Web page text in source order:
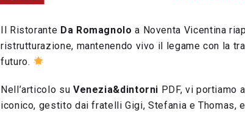
Il Ristorante Da Romagnolo a Noventa Vicentina
ristrutturazione, mantenendo vivo il legame con la
futuro.
Nell’articolo su Venezia&dintorni PDF, vi portiamo
iconico, gestito dai fratelli Gigi, Stefania e Thomas,